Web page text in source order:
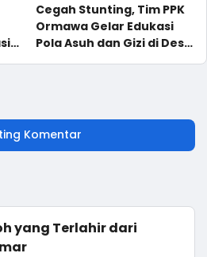
Cegah Stunting, Tim PPK
Ormawa Gelar Edukasi
Pola Asuh dan Gizi di Desa
Komentar
yang Terlahir dari